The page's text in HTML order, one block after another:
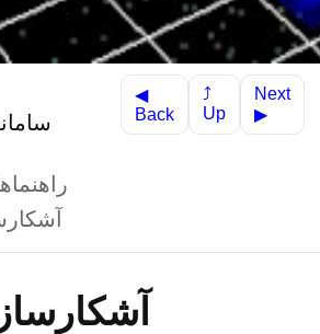
◀
Back
⤴
Up
Next
▶